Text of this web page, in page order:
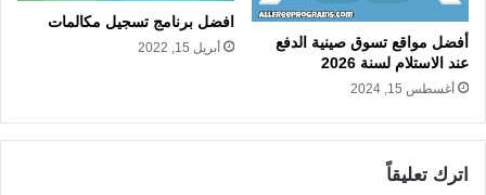
أفضل مواقع تسوق صينية الدفع
عند الاستلام لسنة 2026
أغسطس 15, 2024
افضل برنامج تسجيل مكالمات
أبريل 15, 2022
اترك تعليقاً